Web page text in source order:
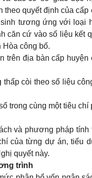
quyết định của cấp
tương ứng với loại
căn cứ vào số liệu kết
công bố.
địa bàn cấp huyện
còi theo số liệu
trong cùng một tiêu chí
và phương pháp tính
của từng dự án, tiểu
quyết này.
trình